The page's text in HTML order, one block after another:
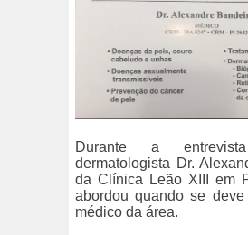
Durante a
dermatologista Dr.
da Clínica Leão XIII em
abordou quando se
médico da área.